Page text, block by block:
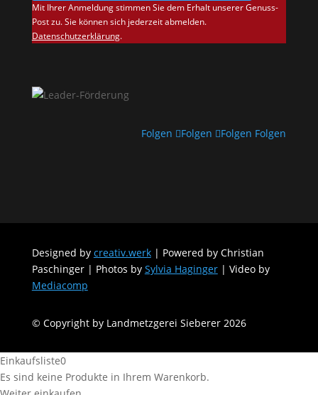
Mit Ihrer Anmeldung stimmen Sie dem Erhalt unserer Genuss-
Post zu. Sie können sich jederzeit abmelden.
Datenschutzerklärung.
Folgen Folgen Folgen Folgen
Designed by creativ.werk| Powered by Christian
Paschinger | Photos by Sylvia Haginger| Video by
Mediacomp
© Copyright by Landmetzgerei Sieberer 2026
Einkaufsliste0
Es sind keine Produkte in Ihrem Warenkorb.